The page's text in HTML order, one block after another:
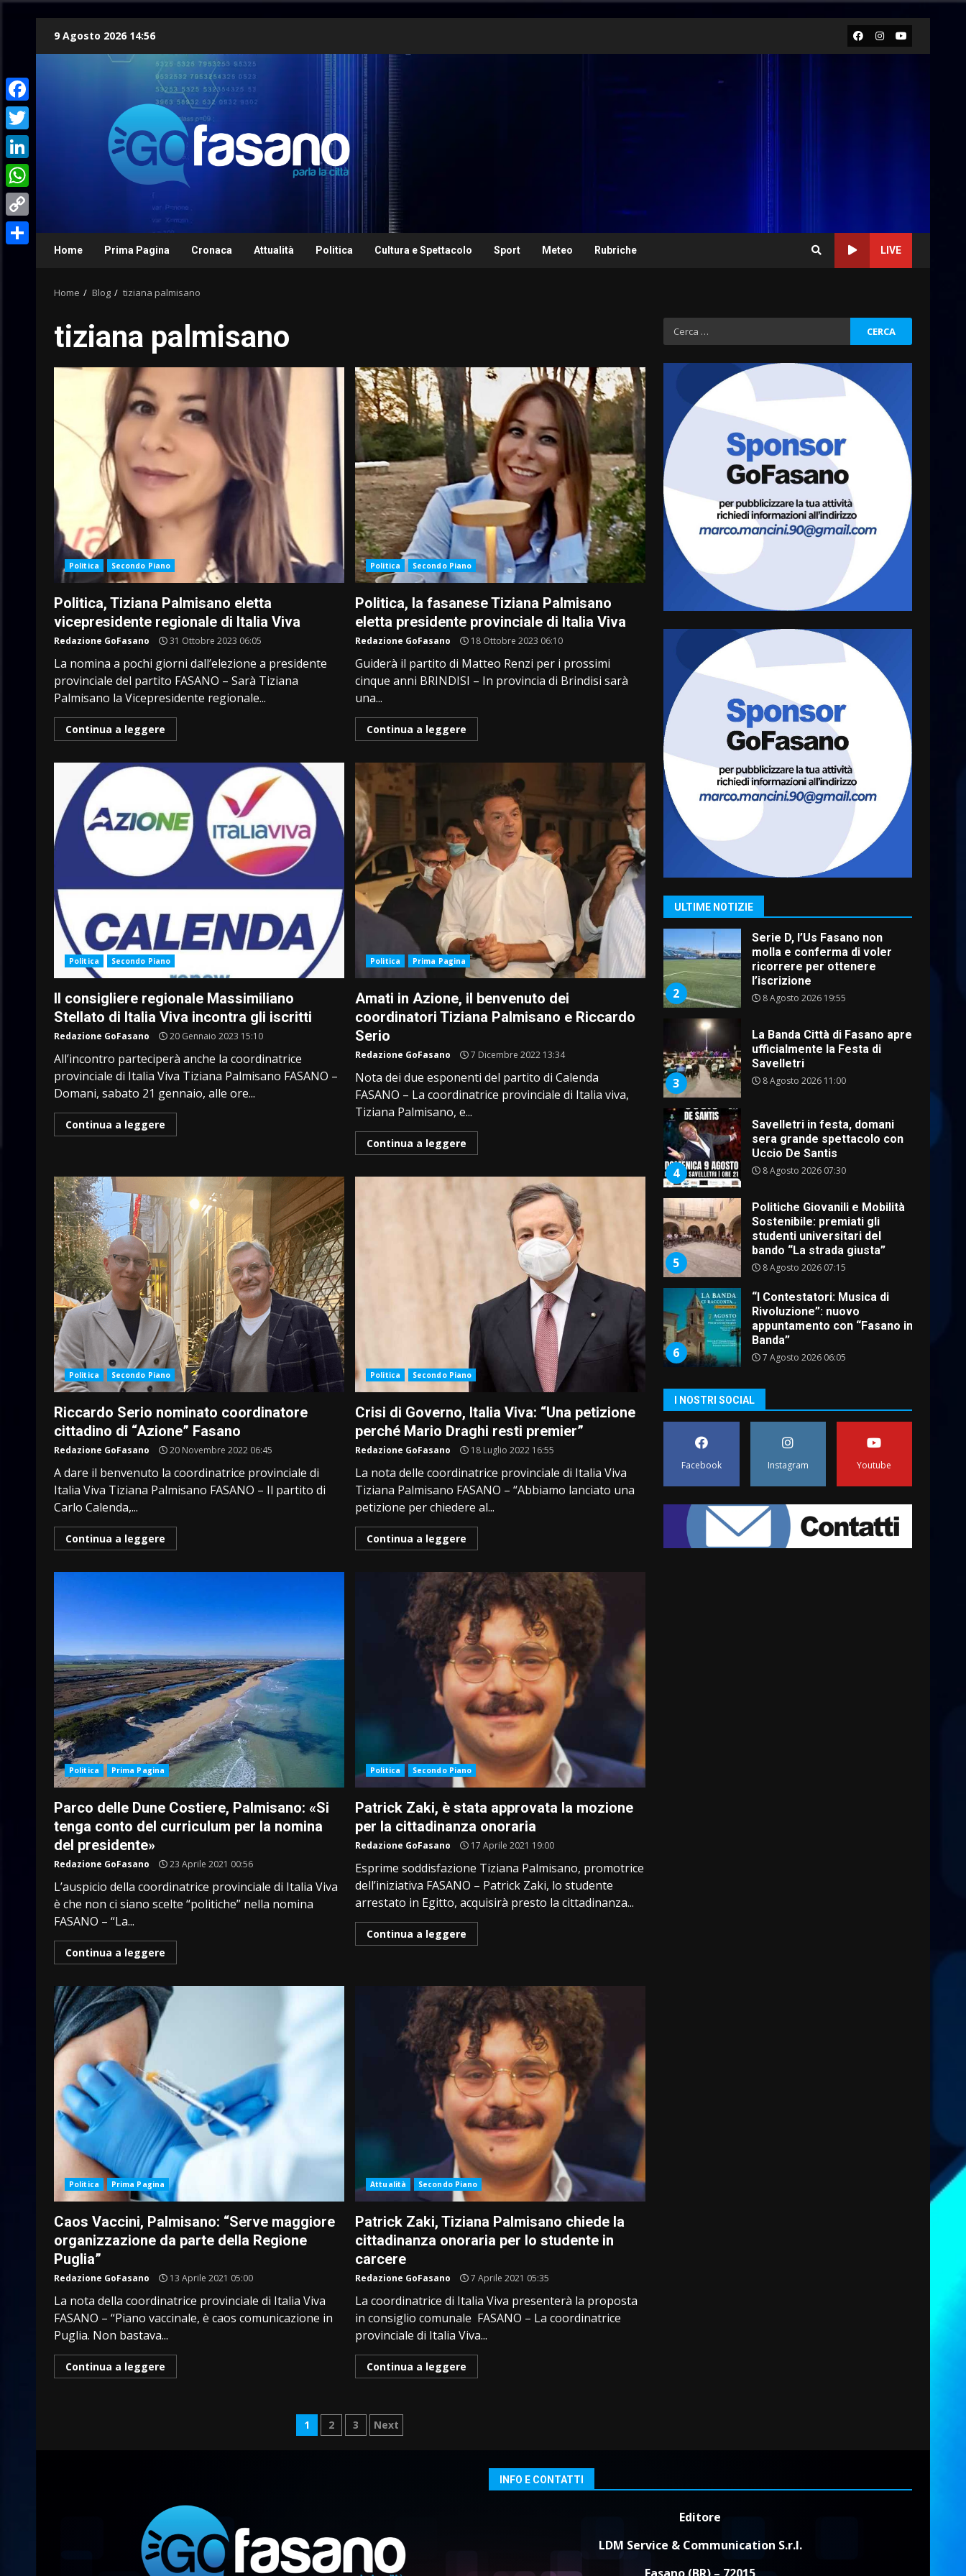
9 Agosto 2026 14:56 Facebook
Instagram
Youtube
Home Prima Pagina Cronaca Attualità Politica Cultura e Spettacolo Sport Meteo Rubriche LIVE
Home Blog tiziana palmisano
tiziana palmisano
Politica Secondo Piano
Politica, Tiziana Palmisano eletta
vicepresidente regionale di Italia Viva
Redazione GoFasano 31 Ottobre 2023 06:05
La nomina a pochi giorni dall’elezione a presidente
provinciale del partito FASANO – Sarà Tiziana
Palmisano la Vicepresidente regionale...
Continua a leggere
Politica Secondo Piano
Politica, la fasanese Tiziana Palmisano
eletta presidente provinciale di Italia Viva
Redazione GoFasano 18 Ottobre 2023 06:10
Guiderà il partito di Matteo Renzi per i prossimi
cinque anni BRINDISI – In provincia di Brindisi sarà
una...
Continua a leggere
Politica Secondo Piano
Il consigliere regionale Massimiliano
Stellato di Italia Viva incontra gli iscritti
Redazione GoFasano 20 Gennaio 2023 15:10
All’incontro parteciperà anche la coordinatrice
provinciale di Italia Viva Tiziana Palmisano FASANO –
Domani, sabato 21 gennaio, alle ore...
Continua a leggere
Politica Prima Pagina
Amati in Azione, il benvenuto dei
coordinatori Tiziana Palmisano e Riccardo
Serio
Redazione GoFasano 7 Dicembre 2022 13:34
Nota dei due esponenti del partito di Calenda
FASANO – La coordinatrice provinciale di Italia viva,
Tiziana Palmisano, e...
Continua a leggere
Politica Secondo Piano
Riccardo Serio nominato coordinatore
cittadino di “Azione” Fasano
Redazione GoFasano 20 Novembre 2022 06:45
A dare il benvenuto la coordinatrice provinciale di
Italia Viva Tiziana Palmisano FASANO – Il partito di
Carlo Calenda,...
Continua a leggere
Politica Secondo Piano
Crisi di Governo, Italia Viva: “Una petizione
perché Mario Draghi resti premier”
Redazione GoFasano 18 Luglio 2022 16:55
La nota delle coordinatrice provinciale di Italia Viva
Tiziana Palmisano FASANO – “Abbiamo lanciato una
petizione per chiedere al...
Continua a leggere
Politica Prima Pagina
Parco delle Dune Costiere, Palmisano: «Si
tenga conto del curriculum per la nomina
del presidente»
Redazione GoFasano 23 Aprile 2021 00:56
L’auspicio della coordinatrice provinciale di Italia Viva
è che non ci siano scelte “politiche” nella nomina
FASANO – “La...
Continua a leggere
Politica Secondo Piano
Patrick Zaki, è stata approvata la mozione
per la cittadinanza onoraria
Redazione GoFasano 17 Aprile 2021 19:00
Esprime soddisfazione Tiziana Palmisano, promotrice
dell’iniziativa FASANO – Patrick Zaki, lo studente
arrestato in Egitto, acquisirà presto la cittadinanza...
Continua a leggere
Politica Prima Pagina
Caos Vaccini, Palmisano: “Serve maggiore
organizzazione da parte della Regione
Puglia”
Redazione GoFasano 13 Aprile 2021 05:00
La nota della coordinatrice provinciale di Italia Viva
FASANO – “Piano vaccinale, è caos comunicazione in
Puglia. Non bastava...
Continua a leggere
Attualità Secondo Piano
Patrick Zaki, Tiziana Palmisano chiede la
cittadinanza onoraria per lo studente in
carcere
Redazione GoFasano 7 Aprile 2021 05:35
La coordinatrice di Italia Viva presenterà la proposta
in consiglio comunale FASANO – La coordinatrice
provinciale di Italia Viva...
Continua a leggere
Paginazione
1 2 3 Next
Ricerca
per:
ULTIME NOTIZIE
La Banda Città di Fasano apre
ufficialmente la Festa di
Savelletri
8 Agosto 2026 11:00
4
Savelletri in festa, domani
sera grande spettacolo con
Uccio De Santis
5
Politiche Giovanili e Mobilità
Sostenibile: premiati gli
studenti universitari del
8 Agosto 2026 07:15
“I Contestatori: Musica di
appuntamento con “Fasano in
Banda”
7 Agosto 2026 06:05
7
US Fasano, Scianaro:
“Profonda amarezza per
esclusione dal campionato di
calcio”
7 Agosto 2026 06:00
1
Grande successo per la
“Sagra del Pesce Spada” a
2
Serie D, l’Us Fasano non
molla e conferma di voler
ricorrere per ottenere
l’iscrizione
8 Agosto 2026 19:55
3
La Banda Città di Fasano apre
ufficialmente la Festa di
Savelletri
8 Agosto 2026 11:00
4
Savelletri in festa, domani
sera grande spettacolo con
Uccio De Santis
8 Agosto 2026 07:30
5
Politiche Giovanili e Mobilità
Sostenibile: premiati gli
studenti universitari del
bando “La strada giusta”
8 Agosto 2026 07:15
6
“I Contestatori: Musica di
Rivoluzione”: nuovo
appuntamento con “Fasano in
Banda”
7 Agosto 2026 06:05
US Fasano, Scianaro:
“Profonda amarezza per
7 Agosto 2026 06:00
Grande successo per la
Savelletri
9 Agosto 2026 07:32
I NOSTRI SOCIAL
Facebook Instagram Youtube
INFO E CONTATTI
Editore
LDM Service & Communication S.r.l.
Fasano (BR) – 72015
Facebook
Twitter
LinkedIn
WhatsApp
Copy